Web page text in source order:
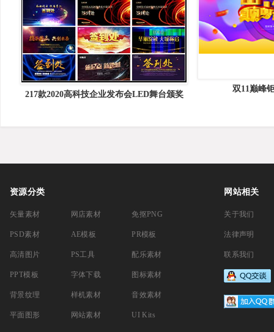
217款2020高科技企业发布会LED舞台颁奖
双11巅峰
资源分类
矢量素材
PSD素材
高清图片
PPT模板
背景纹理
平面图形
网店素材
AE模板
PS工具
字体下载
样机素材
网站素材
免抠PNG
PR模板
配乐素材
图标素材
音效素材
UI Kits
网站相关
关于我们
法律声明
联系我们